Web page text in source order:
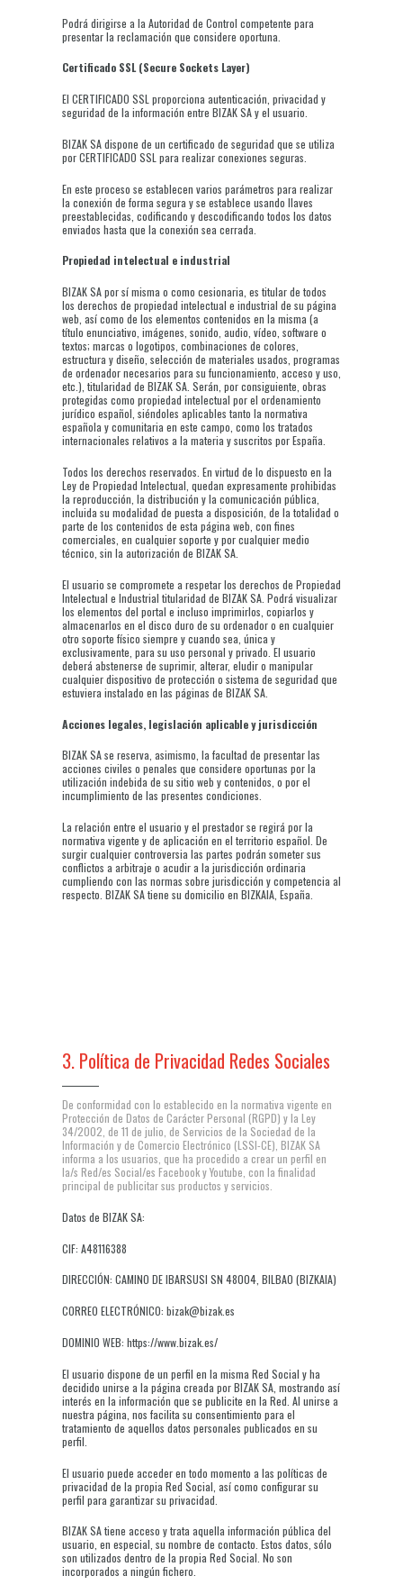
Podrá dirigirse a la Autoridad de Control competente para
presentar la reclamación que considere oportuna.
Certificado SSL (Secure Sockets Layer)
El CERTIFICADO SSL proporciona autenticación, privacidad y
seguridad de la información entre BIZAK SA y el usuario.
BIZAK SA dispone de un certificado de seguridad que se utiliza
por CERTIFICADO SSL para realizar conexiones seguras.
En este proceso se establecen varios parámetros para realizar
la conexión de forma segura y se establece usando llaves
preestablecidas, codificando y descodificando todos los datos
enviados hasta que la conexión sea cerrada.
Propiedad intelectual e industrial
BIZAK SA por sí misma o como cesionaria, es titular de todos
los derechos de propiedad intelectual e industrial de su página
web, así como de los elementos contenidos en la misma (a
título enunciativo, imágenes, sonido, audio, vídeo, software o
textos; marcas o logotipos, combinaciones de colores,
estructura y diseño, selección de materiales usados, programas
de ordenador necesarios para su funcionamiento, acceso y uso,
etc.), titularidad de BIZAK SA. Serán, por consiguiente, obras
protegidas como propiedad intelectual por el ordenamiento
jurídico español, siéndoles aplicables tanto la normativa
española y comunitaria en este campo, como los tratados
internacionales relativos a la materia y suscritos por España.
Todos los derechos reservados. En virtud de lo dispuesto en la
Ley de Propiedad Intelectual, quedan expresamente prohibidas
la reproducción, la distribución y la comunicación pública,
incluida su modalidad de puesta a disposición, de la totalidad o
parte de los contenidos de esta página web, con fines
comerciales, en cualquier soporte y por cualquier medio
técnico, sin la autorización de BIZAK SA.
El usuario se compromete a respetar los derechos de Propiedad
Intelectual e Industrial titularidad de BIZAK SA. Podrá visualizar
los elementos del portal e incluso imprimirlos, copiarlos y
almacenarlos en el disco duro de su ordenador o en cualquier
otro soporte físico siempre y cuando sea, única y
exclusivamente, para su uso personal y privado. El usuario
deberá abstenerse de suprimir, alterar, eludir o manipular
cualquier dispositivo de protección o sistema de seguridad que
estuviera instalado en las páginas de BIZAK SA.
Acciones legales, legislación aplicable y jurisdicción
BIZAK SA se reserva, asimismo, la facultad de presentar las
acciones civiles o penales que considere oportunas por la
utilización indebida de su sitio web y contenidos, o por el
incumplimiento de las presentes condiciones.
La relación entre el usuario y el prestador se regirá por la
normativa vigente y de aplicación en el territorio español. De
surgir cualquier controversia las partes podrán someter sus
conflictos a arbitraje o acudir a la jurisdicción ordinaria
cumpliendo con las normas sobre jurisdicción y competencia al
respecto. BIZAK SA tiene su domicilio en BIZKAIA, España.
3. Política de Privacidad Redes Sociales
De conformidad con lo establecido en la normativa vigente en
Protección de Datos de Carácter Personal (RGPD) y la Ley
34/2002, de 11 de julio, de Servicios de la Sociedad de la
Información y de Comercio Electrónico (LSSI-CE), BIZAK SA
informa a los usuarios, que ha procedido a crear un perfil en
la/s Red/es Social/es Facebook y Youtube, con la finalidad
principal de publicitar sus productos y servicios.
Datos de BIZAK SA:
CIF: A48116388
DIRECCIÓN: CAMINO DE IBARSUSI SN 48004, BILBAO (BIZKAIA)
CORREO ELECTRÓNICO: bizak@bizak.es
DOMINIO WEB: https://www.bizak.es/
El usuario dispone de un perfil en la misma Red Social y ha
decidido unirse a la página creada por BIZAK SA, mostrando así
interés en la información que se publicite en la Red. Al unirse a
nuestra página, nos facilita su consentimiento para el
tratamiento de aquellos datos personales publicados en su
perfil.
El usuario puede acceder en todo momento a las políticas de
privacidad de la propia Red Social, así como configurar su
perfil para garantizar su privacidad.
BIZAK SA tiene acceso y trata aquella información pública del
usuario, en especial, su nombre de contacto. Estos datos, sólo
son utilizados dentro de la propia Red Social. No son
incorporados a ningún fichero.